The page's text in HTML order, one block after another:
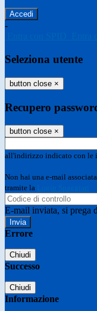
-
Seleziona utente
button close ×
Recupero
button close ×
all'indirizzo indicato con le
Non hai una e-mail
tramite la
E-mail inviata, si prega
Errore
Chiudi
Successo
Chiudi
Informazione